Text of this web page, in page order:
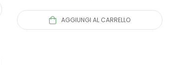
AGGIUNGI AL CARRELLO